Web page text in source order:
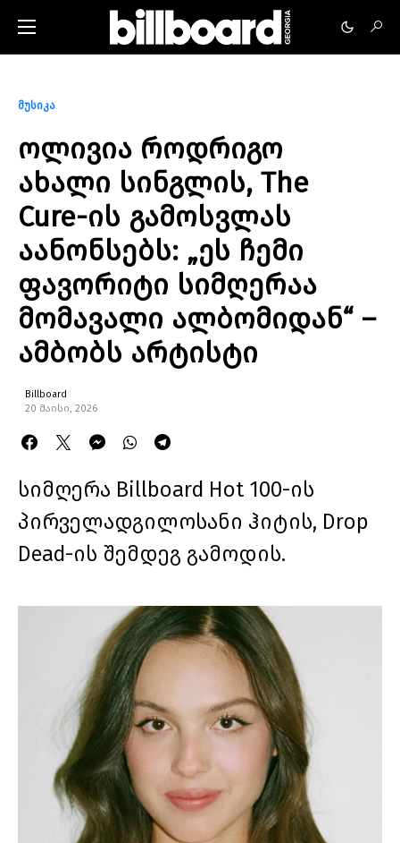
მუსიკა
ოლივია როდრიგო
ახალი სინგლის, The
Cure-ის გამოსვლას
აანონსებს: „ეს ჩემი
ფავორიტი სიმღერაა
მომავალი ალბომიდან“ –
ამბობს არტისტი
Billboard
20 მაისი, 2026
სიმღერა Billboard Hot 100-ის
პირველადგილოსანი ჰიტის, Drop
Dead-ის შემდეგ გამოდის.